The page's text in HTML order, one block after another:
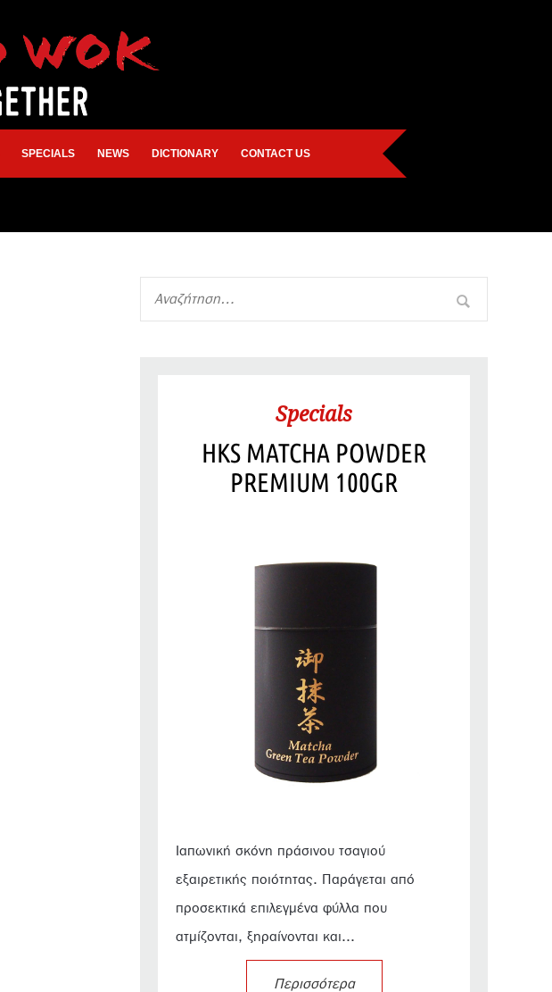
SPECIALS NEWS DICTIONARY CONTACT US
Specials
HKS MATCHA POWDER
PREMIUM 100GR
Ιαπωνική σκόνη πράσινου τσαγιού
εξαιρετικής ποιότητας. Παράγεται από
προσεκτικά επιλεγμένα φύλλα που
ατμίζονται, ξηραίνονται και...
Περισσότερα